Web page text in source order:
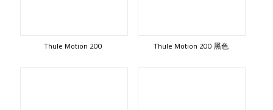
Thule Motion 200 Thule Motion 200 黑色